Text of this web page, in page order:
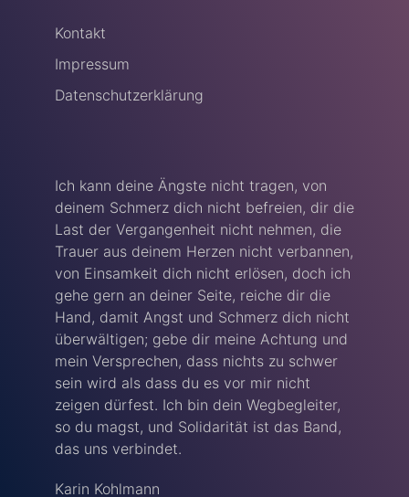
Kontakt
Impressum
Datenschutzerklärung
Ich kann deine Ängste nicht tragen, von
deinem Schmerz dich nicht befreien, dir die
Last der Vergangenheit nicht nehmen, die
Trauer aus deinem Herzen nicht verbannen,
von Einsamkeit dich nicht erlösen, doch ich
gehe gern an deiner Seite, reiche dir die
Hand, damit Angst und Schmerz dich nicht
überwältigen; gebe dir meine Achtung und
mein Versprechen, dass nichts zu schwer
sein wird als dass du es vor mir nicht
zeigen dürfest. Ich bin dein Wegbegleiter,
so du magst, und Solidarität ist das Band,
das uns verbindet.
Karin Kohlmann